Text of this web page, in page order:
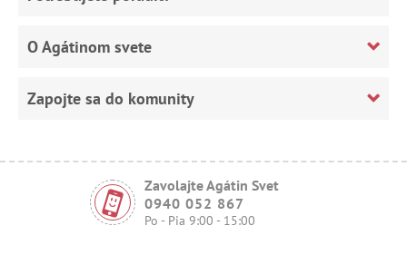
O Agátinom svete
Zapojte sa do komunity
Zavolajte Agátin Svet
0940 052 867
Po - Pia 9:00 - 15:00